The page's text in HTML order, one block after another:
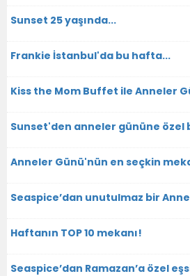
Sunset 25 yaşında...
Frankie İstanbul'da bu hafta...
Kiss the Mom Buffet ile Anneler
Sunset'den anneler gününe özel
Anneler Günü'nün en seçkin
Seaspice’dan unutulmaz bir
Haftanın TOP 10 mekanı!
Seaspice’dan Ramazan’a özel